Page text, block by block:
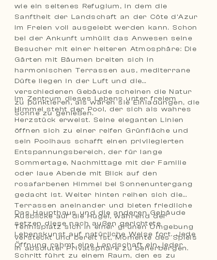
wie ein seltenes Refugium, in dem die
Sanftheit der Landschaft an der Côte d’Azur
im Freien voll ausgelebt werden kann. Schon
bei der Ankunft umhüllt das Anwesen seine
Besucher mit einer heiteren Atmosphäre: Die
Gärten mit Bäumen breiten sich in
harmonischen Terrassen aus, mediterrane
Düfte liegen in der Luft und die
verschiedenen Gebäude scheinen die Natur
zu punktieren, als wären sie Einladungen, die
Sonne zu genießen.
Im Zentrum dieses Lebens unter freiem
Himmel steht der Pool, der sich als wahres
Herzstück erweist. Seine eleganten Linien
öffnen sich zu einer reifen Grünfläche und
sein Poolhaus schafft einen privilegierten
Entspannungsbereich, der für lange
Sommertage, Nachmittage mit der Familie
oder laue Abende mit Blick auf den
rosafarbenen Himmel bei Sonnenuntergang
gedacht ist. Weiter hinten reihen sich die
Terrassen aneinander und bieten friedliche
Ausblicke auf die Hügel, während der
Tennisplatz sich in einer grünen Umgebung
versteckt und bereit ist, Momente des Spiels
in absoluter Privatsphäre zu beherbergen.
Das Haupthaus und die anderen Gebäude
setzen diese nach außen gerichtete
Lebenskunst auf natürliche Weise fort. Jede
Öffnung rahmt eine Landschaft ein, jeder
Schritt führt zu einem Raum, den es zu